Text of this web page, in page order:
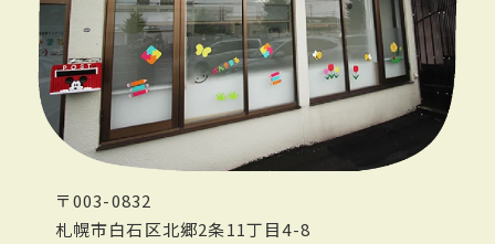
〒003-0832
札幌市白石区北郷2条11丁目4-8